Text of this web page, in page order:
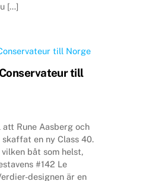
[…]
till
Rune Aasberg och
skaffat en ny Class 40.
båt som helst,
#142 Le
designen är en